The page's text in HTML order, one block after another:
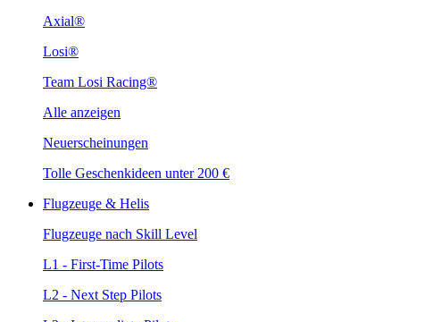
Axial®
Losi®
Team Losi Racing®
Alle anzeigen
Neuerscheinungen
Tolle Geschenkideen unter 200 €
Flugzeuge & Helis
Flugzeuge nach Skill Level
L1 - First-Time Pilots
L2 - Next Step Pilots